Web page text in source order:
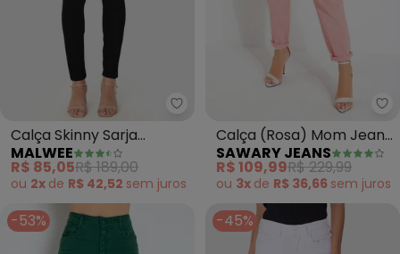
Malwee - Calça Skinny Sarja
Calça Skinny Sarja
Stretch (Preto)
MALWEE
R$ 85,05R$ 189,00
ou 2x de R$ 42,52 sem juros
Calça (Rosa) Mom Jeans
com Bolsos e Pregas
Sawary
SAWARY JEANS
R$ 109,99R$ 229,99
ou 3x de R$ 36,66 sem juros
-53% -45%